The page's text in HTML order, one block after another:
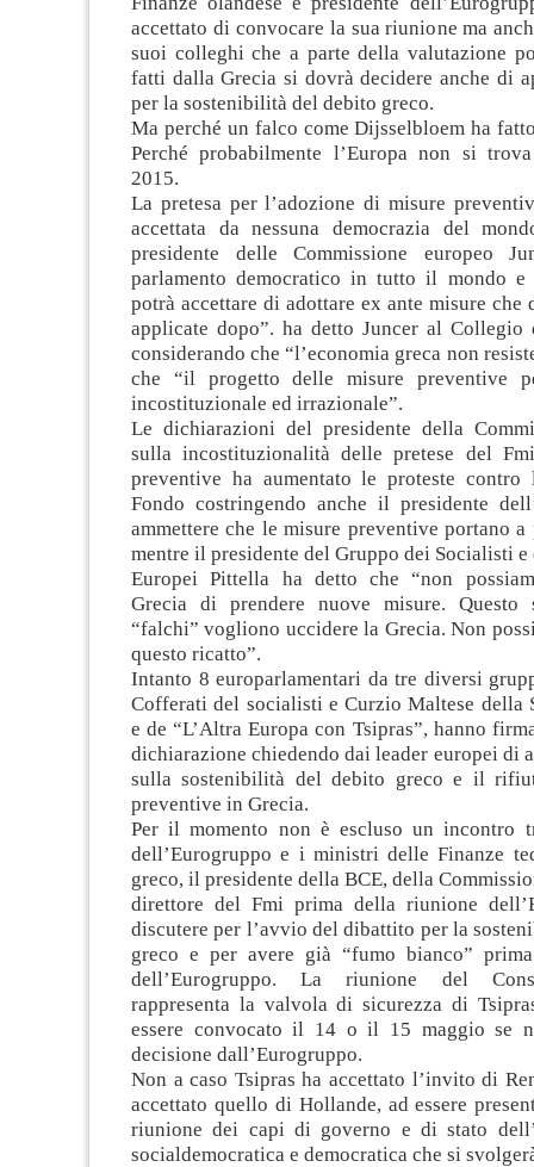
accettato di convocare la sua riunione ma
suoi colleghi che a parte della valutazione
fatti dalla Grecia si dovrà decidere anche di
per la sostenibilità del debito greco.
Ma perché un falco come Dijsselbloem ha
Perché probabilmente l’Europa non si
2015.
La pretesa per l’adozione di misure
accettata da nessuna democrazia del
presidente delle Commissione europeo
parlamento democratico in tutto il mondo e
potrà accettare di adottare ex ante misure che
applicate dopo”. ha detto Juncer al Collegio
considerando che “l’economia greca non
che “il progetto delle misure preventive
incostituzionale ed irrazionale”.
Le dichiarazioni del presidente della
sulla incostituzionalità delle pretese del
preventive ha aumentato le proteste contro
Fondo costringendo anche il presidente
ammettere che le misure preventive portano
mentre il presidente del Gruppo dei Socialisti
Europei Pittella ha detto che “non
Grecia di prendere nuove misure.
“falchi” vogliono uccidere la Grecia. Non
questo ricatto”.
Intanto 8 europarlamentari da tre diversi
Cofferati del socialisti e Curzio Maltese della
e de “L’Altra Europa con Tsipras”, hanno
dichiarazione chiedendo dai leader europei di
sulla sostenibilità del debito greco e il
preventive in Grecia.
Per il momento non è escluso un incontro
dell’Eurogruppo e i ministri delle Finanze
greco, il presidente della BCE, della
direttore del Fmi prima della riunione
discutere per l’avvio del dibattito per la
greco e per avere già “fumo bianco”
dell’Eurogruppo. La riunione del
rappresenta la valvola di sicurezza di
essere convocato il 14 o il 15 maggio se
decisione dall’Eurogruppo.
Non a caso Tsipras ha accettato l’invito di
accettato quello di Hollande, ad essere
riunione dei capi di governo e di stato
socialdemocratica e democratica che si